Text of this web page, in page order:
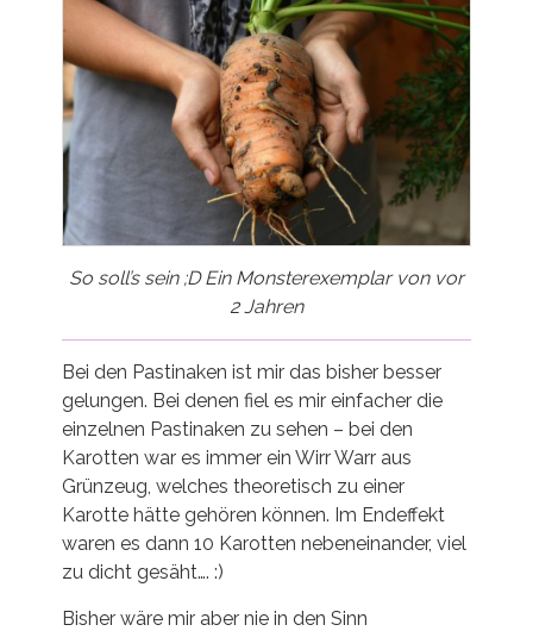
So soll’s sein ;D Ein Monsterexemplar von vor
2 Jahren
Bei den Pastinaken ist mir das bisher besser
gelungen. Bei denen fiel es mir einfacher die
einzelnen Pastinaken zu sehen – bei den
Karotten war es immer ein Wirr Warr aus
Grünzeug, welches theoretisch zu einer
Karotte hätte gehören können. Im Endeffekt
waren es dann 10 Karotten nebeneinander, viel
zu dicht gesäht…. :)
Bisher wäre mir aber nie in den Sinn